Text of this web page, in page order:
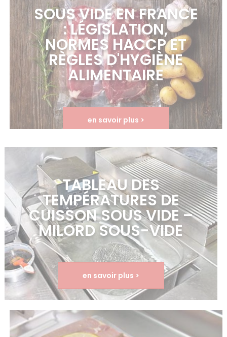
SOUS VIDE EN FRANCE
: LÉGISLATION,
NORMES HACCP ET
RÈGLES D'HYGIÈNE
ALIMENTAIRE
en savoir plus >
TABLEAU DES
TEMPÉRATURES DE
CUISSON SOUS VIDE –
MILORD SOUS-VIDE
en savoir plus >